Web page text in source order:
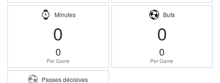
Minutes
0
0
Per Game
Buts
0
0
Per Game
Passes décisives